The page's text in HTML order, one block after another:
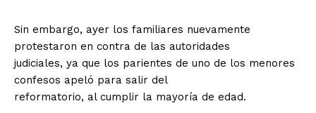
Sin embargo, ayer los familiares nuevamente
protestaron en contra de las autoridades
judiciales, ya que los parientes de uno de los menores
confesos apeló para salir del
reformatorio, al cumplir la mayoría de edad.